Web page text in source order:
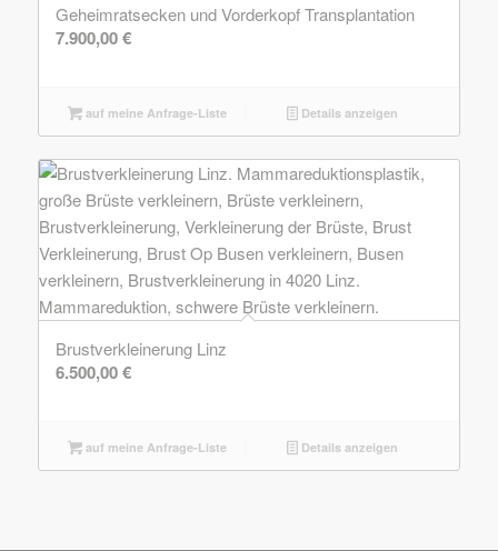
Geheimratsecken und Vorderkopf Transplantation
7.900,00€
auf meine Anfrage-Liste Details anzeigen
Brustverkleinerung Linz
6.500,00€
auf meine Anfrage-Liste Details anzeigen